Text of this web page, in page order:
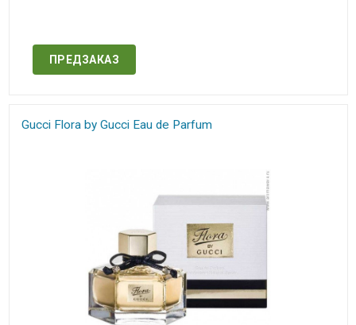
ПРЕДЗАКАЗ
Gucci Flora by Gucci​ Eau de Parfum​